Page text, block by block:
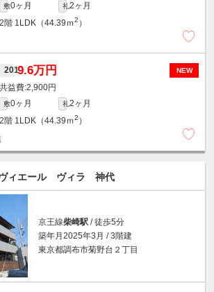
敷0ヶ月 礼2ヶ月
2階 1LDK（44.39ｍ2 ）
NEW
2019.6万円
2,900円
敷0ヶ月 礼2ヶ月
2階 1LDK（44.39ｍ2 ）
ィエール ヴィラ 神代
京王線柴崎駅 / 徒歩5分
築年月2025年3月 / 3階建
東京都調布市菊野台２丁目